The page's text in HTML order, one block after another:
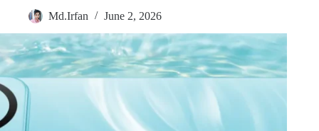
Md.Irfan
June 2, 2026